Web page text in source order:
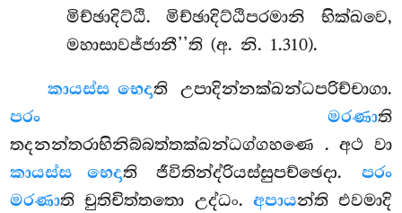
මිච්ඡාදිට්ඨි. මිච්ඡාදිට්ඨිපරමානි භික්ඛවෙ,
මහාසාවජ්ජානී’’ති (අ. නි. 1.310).
කායස්ස භෙදාති උපාදින්නක්ඛන්ධපරිච්චාගා.
පරං මරණාති
තදනන්තරාභිනිබ්බත්තක්ඛන්ධග්ගහණෙ . අථ වා
කායස්ස භෙදාති ජීවිතින්ද්රියස්සුපච්ඡෙදා. පරං
මරණාති චුතිචිත්තතො උද්ධං. අපායන්ති එවමාදි